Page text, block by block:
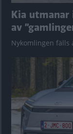
Kia utmanar
av
Nykomlingen fälls